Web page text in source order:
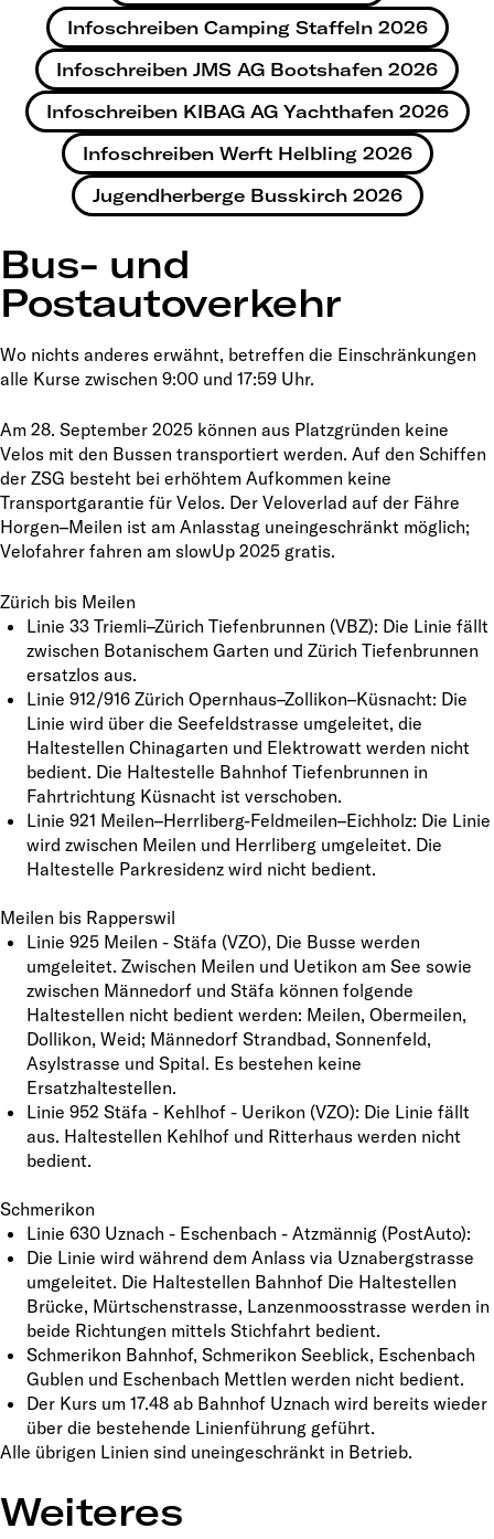
Infoschreiben Camping Staffeln 2026
Infoschreiben JMS AG Bootshafen 2026
Infoschreiben KIBAG AG Yachthafen 2026
Infoschreiben Werft Helbling 2026
Jugendherberge Busskirch 2026
Bus- und
Postautoverkehr
Wo nichts anderes erwähnt, betreffen die Einschränkungen
alle Kurse zwischen 9:00 und 17:59 Uhr.
Am 28. September 2025 können aus Platzgründen keine
Velos mit den Bussen transportiert werden. Auf den Schiffen
der ZSG besteht bei erhöhtem Aufkommen keine
Transportgarantie für Velos. Der Veloverlad auf der Fähre
Horgen–Meilen ist am Anlasstag uneingeschränkt möglich;
Velofahrer fahren am slowUp 2025 gratis.
Zürich bis Meilen
Linie 33 Triemli–Zürich Tiefenbrunnen (VBZ): Die Linie fällt
zwischen Botanischem Garten und Zürich Tiefenbrunnen
ersatzlos aus.
Linie 912/916 Zürich Opernhaus–Zollikon–Küsnacht: Die
Linie wird über die Seefeldstrasse umgeleitet, die
Haltestellen Chinagarten und Elektrowatt werden nicht
bedient. Die Haltestelle Bahnhof Tiefenbrunnen in
Fahrtrichtung Küsnacht ist verschoben.
Linie 921 Meilen–Herrliberg-Feldmeilen–Eichholz: Die Linie
wird zwischen Meilen und Herrliberg umgeleitet. Die
Haltestelle Parkresidenz wird nicht bedient.
Meilen bis Rapperswil
Linie 925 Meilen - Stäfa (VZO), Die Busse werden
umgeleitet. Zwischen Meilen und Uetikon am See sowie
zwischen Männedorf und Stäfa können folgende
Haltestellen nicht bedient werden: Meilen, Obermeilen,
Dollikon, Weid; Männedorf Strandbad, Sonnenfeld,
Asylstrasse und Spital. Es bestehen keine
Ersatzhaltestellen.
Linie 952 Stäfa - Kehlhof - Uerikon (VZO): Die Linie fällt
aus. Haltestellen Kehlhof und Ritterhaus werden nicht
bedient.
Schmerikon
Linie 630 Uznach - Eschenbach - Atzmännig (PostAuto):
Die Linie wird während dem Anlass via Uznabergstrasse
umgeleitet. Die Haltestellen Bahnhof Die Haltestellen
Brücke, Mürtschenstrasse, Lanzenmoosstrasse werden in
beide Richtungen mittels Stichfahrt bedient.
Schmerikon Bahnhof, Schmerikon Seeblick, Eschenbach
Gublen und Eschenbach Mettlen werden nicht bedient.
Der Kurs um 17.48 ab Bahnhof Uznach wird bereits wieder
über die bestehende Linienführung geführt.
Alle übrigen Linien sind uneingeschränkt in Betrieb.
Weiteres